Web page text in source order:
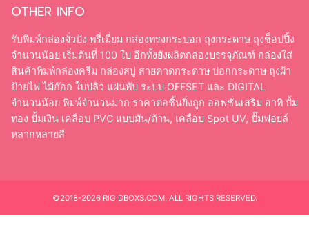
OTHER INFO
รับพิมพ์กล่องจั่วปัง พรี่เมี่ยม กล่องทรงกระบอก ถุงกระดาษ ถุงช็อปปิ้ง
จำนวนน้อย เริ่มต้นที่ 100 ใบ อีกทั้งยังผลิตกล่องบรรจุภัณฑ์ กล่องใส่
สินค้าพิมพ์กล่องครีม กล่องสบู่ สายคาดกระดาษ ปอกกระดาษ ถุงผ้า
ป้ายไฟ ไม้ก๊อก ใบปลิว แผ่นพับ ระบบ OFFSET และ DIGITAL
จำนวนน้อย พิมพ์จำนวนมาก ราคาต่อชิ้นยิ่งถูก ออฟชั่นเสริม อาทิ ปั้ม
ทอง ปั้มเงิน เคลือบ PVC แบบมัน/ด้าน, เคลือบ Spot UV, ปั๊มฟอยล์
หลากหลายสี
©2018-2026 RIGIDBOXS.COM. ALL RIGHTS RESERVED.